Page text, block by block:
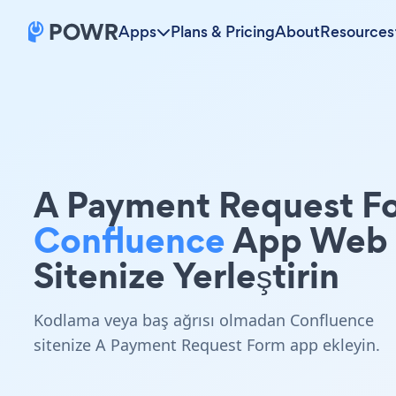
Apps Plans & PricingAboutResources
A Payment Request
ConfluenceApp Web
Sitenize Yerleştirin
Kodlama veya baş ağrısı olmadan Confluence
sitenize A Payment Request Form app ekleyin.